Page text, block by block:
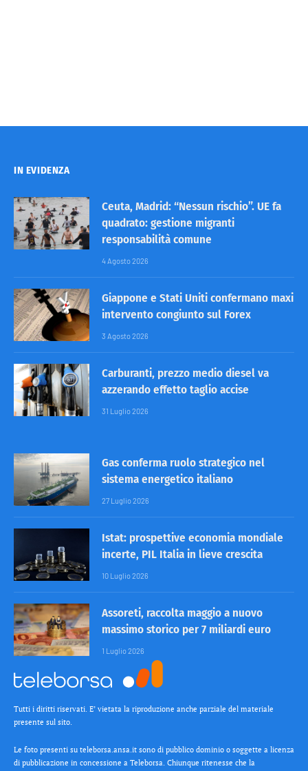
IN EVIDENZA
Ceuta, Madrid: “Nessun rischio”. UE fa
quadrato: gestione migranti
responsabilità comune
4 Agosto 2026
Giappone e Stati Uniti confermano maxi
intervento congiunto sul Forex
3 Agosto 2026
Carburanti, prezzo medio diesel va
azzerando effetto taglio accise
31 Luglio 2026
Gas conferma ruolo strategico nel
sistema energetico italiano
27 Luglio 2026
Istat: prospettive economia mondiale
incerte, PIL Italia in lieve crescita
10 Luglio 2026
Assoreti, raccolta maggio a nuovo
massimo storico per 7 miliardi euro
1 Luglio 2026
Tutti i diritti riservati. E’ vietata la riproduzione anche parziale del materiale
presente sul sito.
Le foto presenti su teleborsa.ansa.it sono di pubblico dominio o soggette a licenza
di pubblicazione in concessione a Teleborsa. Chiunque ritenesse che la